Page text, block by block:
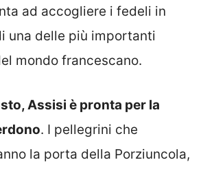
ad accogliere i fedeli in
una delle più importanti
mondo francescano.
Assisi è pronta per la
. I pellegrini che
la porta della Porziuncola,